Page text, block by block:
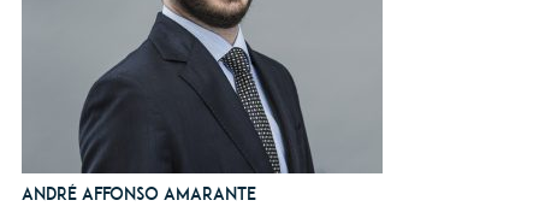
André Affonso Amarante